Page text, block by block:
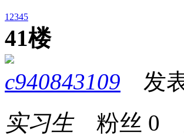
1 2345
41楼
c940843109 发
实习生粉丝 0